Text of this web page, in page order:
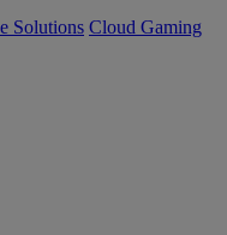
Solutions Cloud Gaming